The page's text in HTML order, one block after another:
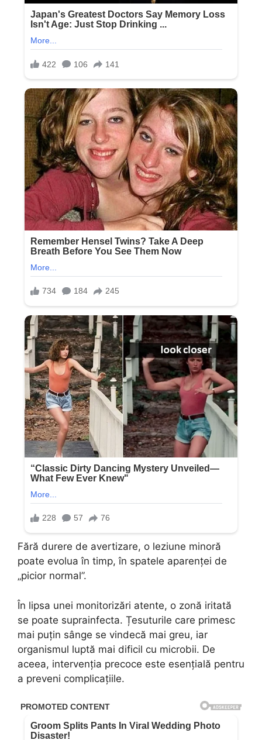
Fără durere de avertizare, o leziune minoră
poate evolua în timp, în spatele aparenței de
„picior normal”.
În lipsa unei monitorizări atente, o zonă iritată
se poate suprainfecta. Țesuturile care primesc
mai puțin sânge se vindecă mai greu, iar
organismul luptă mai dificil cu microbii. De
aceea, intervenția precoce este esențială pentru
a preveni complicațiile.